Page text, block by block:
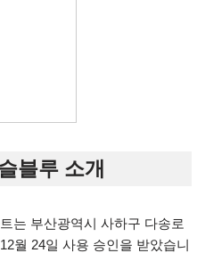
블루 소개
는 부산광역시 사하구 다송로
월 24일 사용 승인을 받았습니